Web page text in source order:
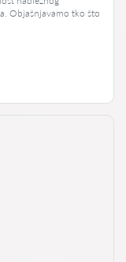
Objašnjavamo tko što